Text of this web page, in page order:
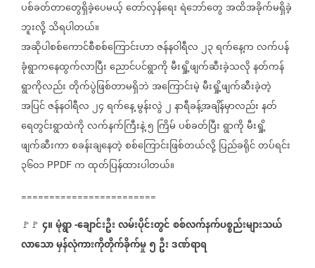
ပစ်ခတ်တာတွေရှိခဲ့ပေမယ့်တော်လှန်ရေးရဲဘော်တွေအထိအခိုက်မရှိခဲ့
ဘူးလို့သိရပါတယ်။
အဆိုပါစစ်ကောင်စီစစ်ကြောင်းဟာဇန်နဝါရီလ၂၃ရက်နေ့ကလက်ပန်
ခုံရွာကနေထွက်လာပြီးညောင်ပင်ရွာကိုမီးရှို့ဖျက်ဆီးခဲ့သလိုနတ်ကန်
ရွာကိုလည်းတိုက်ပွဲဖြစ်တာမရှိဘဲအကြောင်းမဲ့မီးရှို့ဖျက်ဆီးခဲ့တဲ့
အပြင်ဇန်နဝါရီလ၂၄ရက်နေ့မွန်းလွဲ၂နာရီခန့်အချိန်မှာလည်းနတ်
ရေတွင်းရွာထဲကိုလက်နက်ကြီးနဲ့၅ ကြိမ်ပစ်ခတ်ပြီးရွာကိုမီးရှို့
ဖျက်ဆီးကာစခန်းချနေတဲ့စစ်ကြောင်းဖြစ်တယ်လို့ပြည်ခရိုင်တပ်ရင်း
၃၆၀၁ PPDF ကထုတ်ပြန်ထားပါတယ်။
========================
🚩🚩 ၄။မုံရွာ -ချောင်းဦးလမ်းပိုင်းတွင်စစ်လက်နက်ပစ္စည်းများသယ်
လာသောမှန်လုံကားကိုတိုက်ခိုက်မှု၅ ဦးဒဏ်ရာရ